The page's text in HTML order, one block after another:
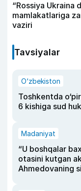
“Rossiya Ukraina
mamlakatlariga
vaziri
Tavsiyalar
O‘zbekiston
Toshkentda
6 kishiga sud
Madaniyat
“U boshqalar
otasini kutgan
Ahmedovaning